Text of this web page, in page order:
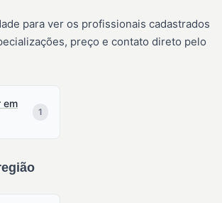
para ver os profissionais cadastrados
preço e contato direto pelo
em
1